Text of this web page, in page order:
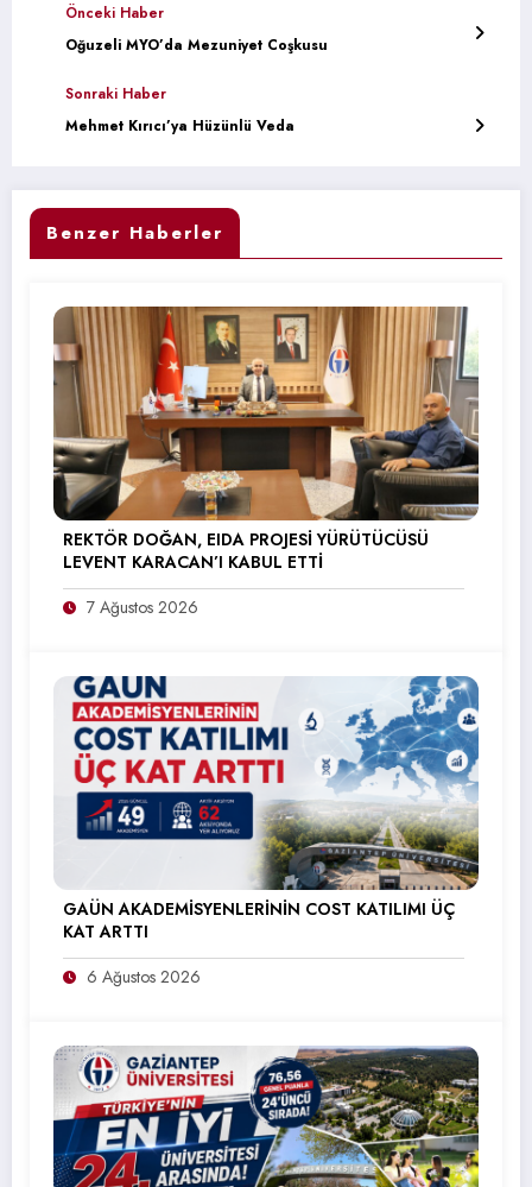
Önceki Haber
Oğuzeli MYO’da Mezuniyet Coşkusu
Sonraki Haber
Mehmet Kırıcı’ya Hüzünlü Veda
Benzer Haberler
REKTÖR DOĞAN, EIDA PROJESİ YÜRÜTÜCÜSÜ
LEVENT KARACAN’I KABUL ETTİ
7 Ağustos 2026
GAÜN AKADEMİSYENLERİNİN COST KATILIMI ÜÇ
KAT ARTTI
6 Ağustos 2026